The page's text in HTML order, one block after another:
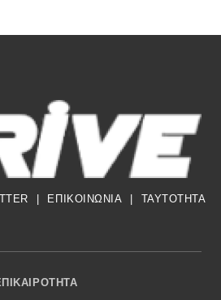
| ΕΠΙΚΟΙΝΩΝΙΑ | TAYTOTHTA
Menu